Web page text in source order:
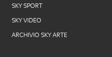
SKY SPORT
SKY VIDEO
ARCHIVIO SKY ARTE